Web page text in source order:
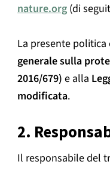
nature.org (di
La presente
generale sulla
2016/679) e alla
modificata.
2.
Il responsabile del